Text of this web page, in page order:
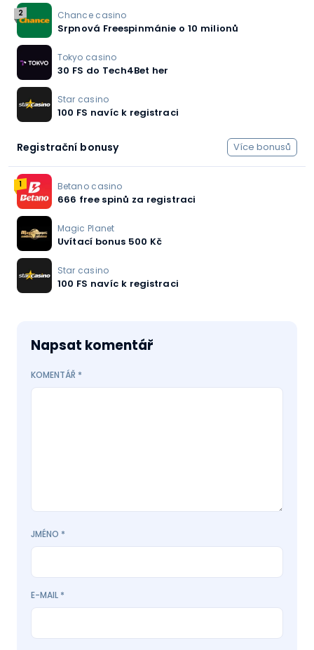
2 Chance casino
Srpnová Freespinmánie o 10 milionů
Tokyo casino
30 FS do Tech4Bet her
Star casino
100 FS navíc k registraci
Registrační bonusy Více bonusů
1 Betano casino
666 free spinů za registraci
Magic Planet
Uvítací bonus 500 Kč
Star casino
100 FS navíc k registraci
Napsat komentář
KOMENTÁŘ *
JMÉNO *
E-MAIL *